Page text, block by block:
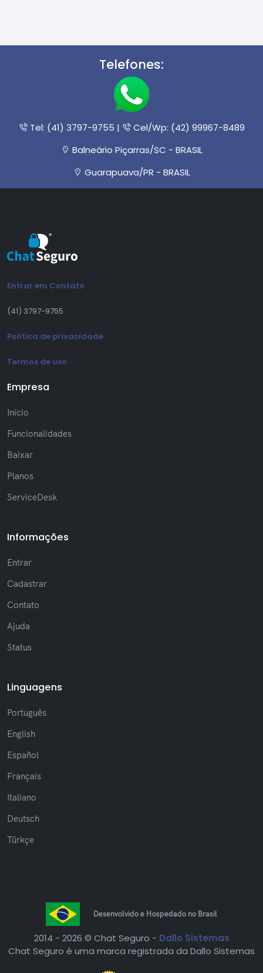
Telefones:
Tel: (41) 3797-9755 |
Cel/Wp: (42) 99967-8489
Balneário Piçarras/SC - BRASIL
Guarapuava/PR - BRASIL
Entrar em Contato
(41) 3797-9755
Política de privacidade
Termos de uso
Empresa
Início
Funcionalidades
Baixar
Planos
ServiceDesk
Informações
Entrar
Cadastrar
Contato
Ajuda
Status
Linguagens
Português
English
Español
Français
Italiano
Deutsch
Türkçe
Desenvolvido e Hospedado no Brasil
2014 - 2026 © Chat Seguro - Dallo Sistemas
Chat Seguro é uma marca registrada da Dallo Sistemas